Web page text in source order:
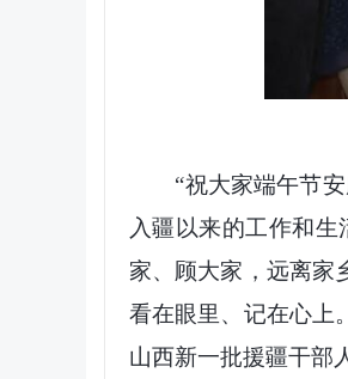
“祝大家端午节安
入疆以来的工作和
家、顾大家，远离家
看在眼里、记在心上
山西新一批援疆干部